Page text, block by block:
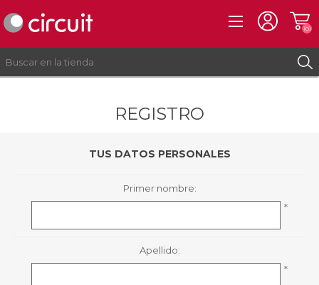
(0)
REGISTRO
TUS DATOS PERSONALES
Primer nombre:
*
Apellido:
*